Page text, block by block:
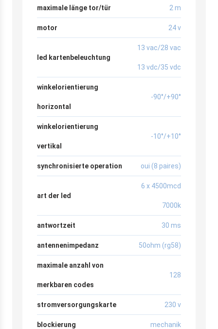
maximale länge tor/tür 2 m
motor 24 v
led kartenbeleuchtung
13 vac/28 vac
13 vdc/35 vdc
winkelorientierung
horizontal
-90°/+90°
winkelorientierung
vertikal
-10°/+10°
synchronisierte operation oui (8 paires)
art der led
6 x 4500mcd
7000k
antwortzeit 30 ms
antennenimpedanz 50ohm (rg58)
maximale anzahl von
merkbaren codes
128
stromversorgungskarte 230 v
blockierung mechanik